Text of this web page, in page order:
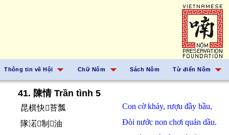
Thông tin về Hội Chữ Nôm Sách Nôm Từ điển Nôm
41. 陳情 Trần tình 5
昆棋快𨢇苔瓢 Con cờkhảy, rượu đầy bầu,
隊渃𡽫制𬋩油
Đòi nước non chơi quản dầu.